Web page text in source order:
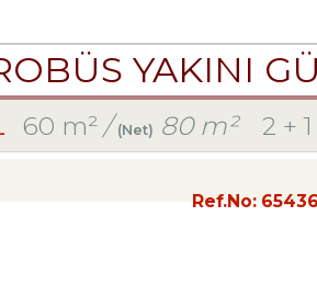
YAKINI
60 m²/(Net) 80 m² 2 + 1
Ref.No: